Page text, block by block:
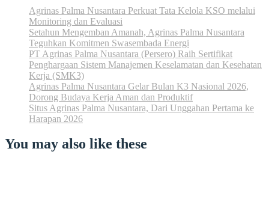
Agrinas Palma Nusantara Perkuat Tata Kelola KSO melalui
Monitoring dan Evaluasi
Setahun Mengemban Amanah, Agrinas Palma Nusantara
Teguhkan Komitmen Swasembada Energi
PT Agrinas Palma Nusantara (Persero) Raih Sertifikat
Penghargaan Sistem Manajemen Keselamatan dan Kesehatan
Kerja (SMK3)
Agrinas Palma Nusantara Gelar Bulan K3 Nasional 2026,
Dorong Budaya Kerja Aman dan Produktif
Situs Agrinas Palma Nusantara, Dari Unggahan Pertama ke
Harapan 2026
You may also like these